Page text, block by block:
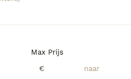
Max Prijs
€
Herder Honden ter
wil zien voor deze
sla dan je zoekopdracht op en